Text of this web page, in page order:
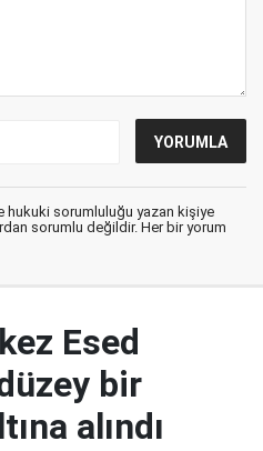
hukuki sorumluluğu yazan kişiye
sorumlu değildir. Her bir yorum
Esed
bir
alındı